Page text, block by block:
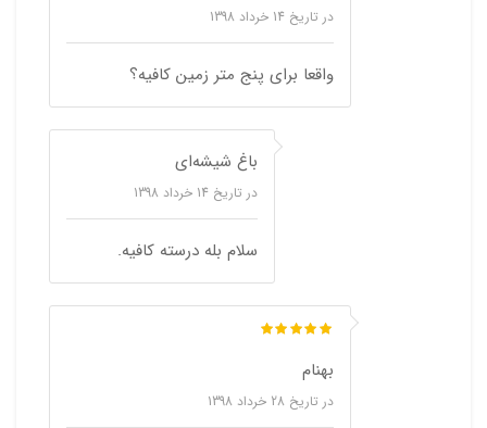
در تاریخ 14 خرداد 1398
واقعا برای پنج متر زمین کافیه؟
باغ شیشه‌ای
در تاریخ 14 خرداد 1398
سلام بله درسته کافیه.
بهنام
در تاریخ 28 خرداد 1398